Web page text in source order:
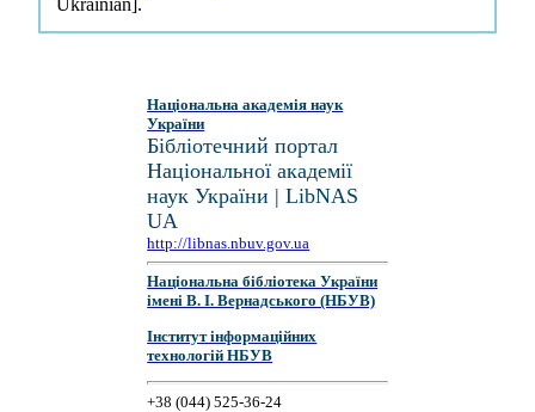
Ukrainian].
Національна академія наук
України
Бібліотечний портал
Національної академії
наук України | LibNAS
UA
http://libnas.nbuv.gov.ua
Національна бібліотека України
імені В. І. Вернадського (НБУВ)
Інститут інформаційних
технологій НБУВ
+38 (044) 525-36-24